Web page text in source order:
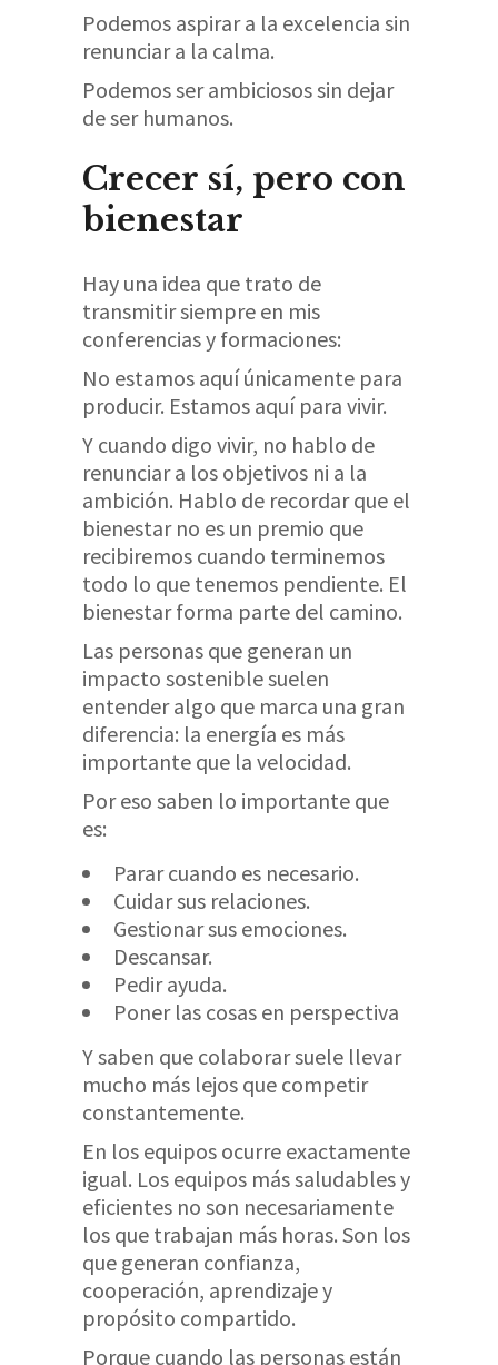
Podemos aspirar a la excelencia sin
renunciar a la calma.
Podemos ser ambiciosos sin dejar
de ser humanos.
Crecer sí, pero con
bienestar
Hay una idea que trato de
transmitir siempre en mis
conferencias y formaciones:
No estamos aquí únicamente para
producir. Estamos aquí para vivir.
Y cuando digo vivir, no hablo de
renunciar a los objetivos ni a la
ambición. Hablo de recordar que el
bienestar no es un premio que
recibiremos cuando terminemos
todo lo que tenemos pendiente. El
bienestar forma parte del camino.
Las personas que generan un
impacto sostenible suelen
entender algo que marca una gran
diferencia: la energía es más
importante que la velocidad.
Por eso saben lo importante que
es:
Parar cuando es necesario.
Cuidar sus relaciones.
Gestionar sus emociones.
Descansar.
Pedir ayuda.
Poner las cosas en perspectiva
Y saben que colaborar suele llevar
mucho más lejos que competir
constantemente.
En los equipos ocurre exactamente
igual. Los equipos más saludables y
eficientes no son necesariamente
los que trabajan más horas. Son los
que generan confianza,
cooperación, aprendizaje y
propósito compartido.
Porque cuando las personas están